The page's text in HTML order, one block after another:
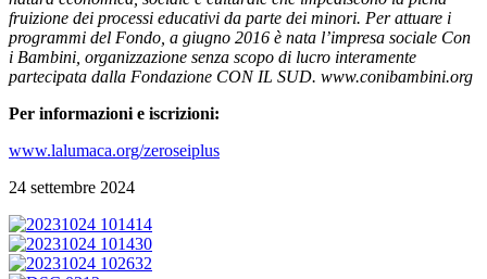
fruizione dei processi educativi da parte dei minori. Per attuare i
programmi del Fondo, a giugno 2016 è nata l’impresa sociale Con
i Bambini, organizzazione senza scopo di lucro interamente
partecipata dalla Fondazione CON IL SUD. www.conibambini.org
Per informazioni e iscrizioni:
www.lalumaca.org/zeroseiplus
24 settembre 2024